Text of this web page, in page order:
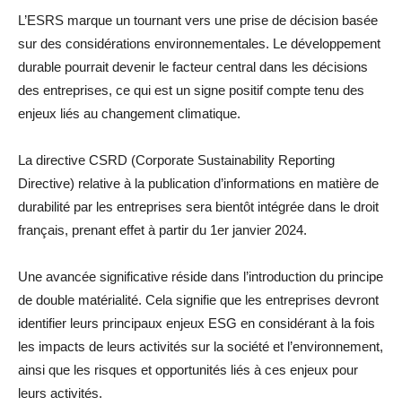
L’ESRS marque un tournant vers une prise de décision basée
sur des considérations environnementales. Le développement
durable pourrait devenir le facteur central dans les décisions
des entreprises, ce qui est un signe positif compte tenu des
enjeux liés au changement climatique.
La directive CSRD (Corporate Sustainability Reporting
Directive) relative à la publication d’informations en matière de
durabilité par les entreprises sera bientôt intégrée dans le droit
français, prenant effet à partir du 1er janvier 2024.
Une avancée significative réside dans l’introduction du principe
de double matérialité. Cela signifie que les entreprises devront
identifier leurs principaux enjeux ESG en considérant à la fois
les impacts de leurs activités sur la société et l’environnement,
ainsi que les risques et opportunités liés à ces enjeux pour
leurs activités.